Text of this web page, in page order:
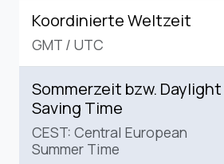
Koordinierte Weltzeit
GMT / UTC
Sommerzeit bzw. Daylight
Saving Time
CEST: Central European
Summer Time